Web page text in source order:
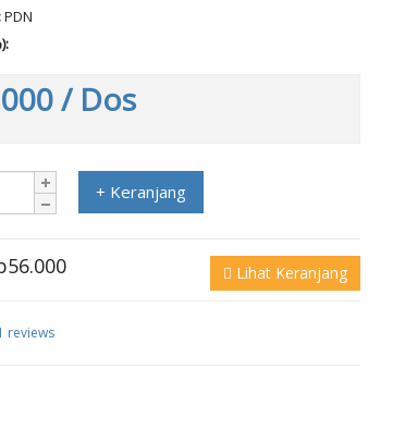
PDN
/ Dos
+ Keranjang
Lihat Keranjang
reviews